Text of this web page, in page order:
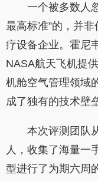
一个被多数人
最高标准”的，并
疗设备企业。霍尼
NASA航天飞机提
机舱空气管理领域
成了独有的技术壁
本次评测团队
人，收集了海量一
型进行了为期六周